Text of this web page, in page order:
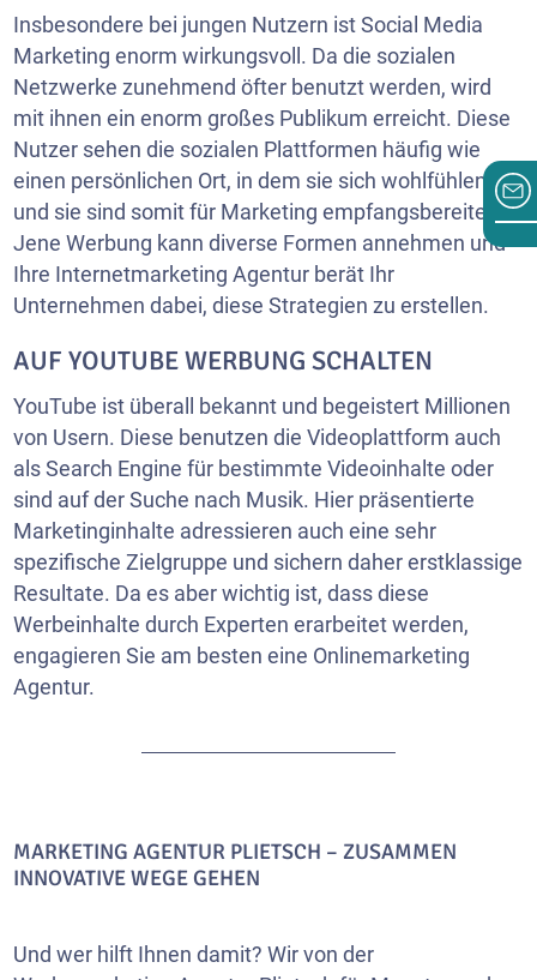
Insbesondere bei jungen Nutzern ist Social Media
Marketing enorm wirkungsvoll. Da die sozialen
Netzwerke zunehmend öfter benutzt werden, wird
mit ihnen ein enorm großes Publikum erreicht. Diese
Nutzer sehen die sozialen Plattformen häufig wie
einen persönlichen Ort, in dem sie sich wohlfühlen
und sie sind somit für Marketing empfangsbereiter.
Jene Werbung kann diverse Formen annehmen und
Ihre Internetmarketing Agentur berät Ihr
Unternehmen dabei, diese Strategien zu erstellen.
AUF YOUTUBE WERBUNG SCHALTEN
YouTube ist überall bekannt und begeistert Millionen
von Usern. Diese benutzen die Videoplattform auch
als Search Engine für bestimmte Videoinhalte oder
sind auf der Suche nach Musik. Hier präsentierte
Marketinginhalte adressieren auch eine sehr
spezifische Zielgruppe und sichern daher erstklassige
Resultate. Da es aber wichtig ist, dass diese
Werbeinhalte durch Experten erarbeitet werden,
engagieren Sie am besten eine Onlinemarketing
Agentur.
MARKETING AGENTUR PLIETSCH – ZUSAMMEN
INNOVATIVE WEGE GEHEN
Und wer hilft Ihnen damit? Wir von der